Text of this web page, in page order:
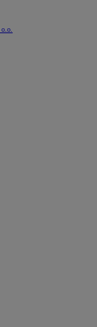
o.o.